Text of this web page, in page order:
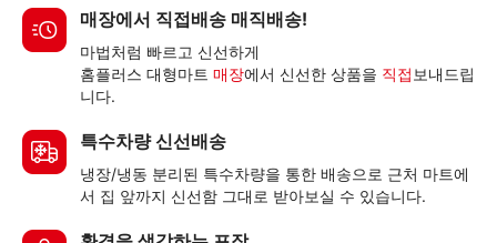
매장에서 직접배송 매직배송!
마법처럼 빠르고 신선하게
홈플러스 대형마트 매장에서 신선한 상품을 직접 보내드립
니다.
특수차량 신선배송
냉장/냉동 분리된 특수차량을 통한 배송으로 근처 마트에
서 집 앞까지 신선함 그대로 받아보실 수 있습니다.